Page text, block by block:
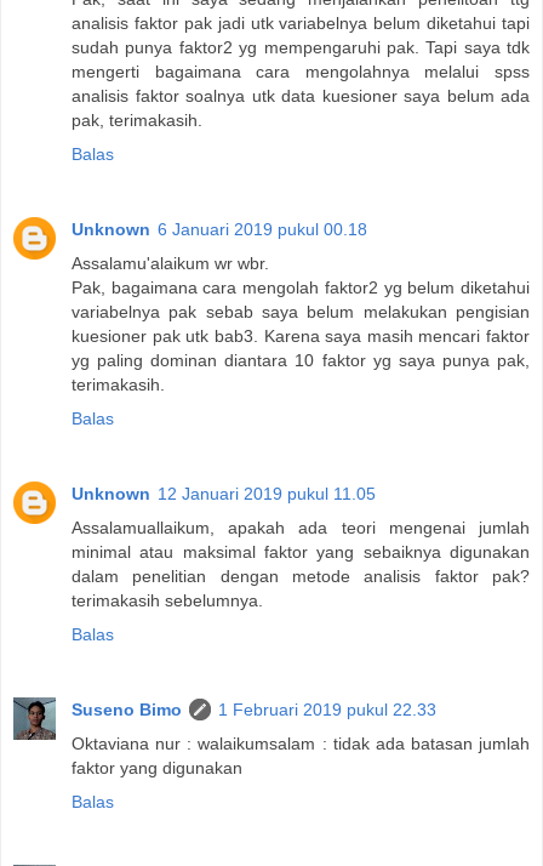
analisis faktor pak jadi utk variabelnya belum diketahui tapi
sudah punya faktor2 yg mempengaruhi pak. Tapi saya tdk
mengerti bagaimana cara mengolahnya melalui spss
analisis faktor soalnya utk data kuesioner saya belum ada
pak, terimakasih.
Balas
Unknown 6 Januari 2019 pukul 00.18
Assalamu'alaikum wr wbr.
Pak, bagaimana cara mengolah faktor2 yg belum diketahui
variabelnya pak sebab saya belum melakukan pengisian
kuesioner pak utk bab3. Karena saya masih mencari faktor
yg paling dominan diantara 10 faktor yg saya punya pak,
terimakasih.
Balas
Unknown 12 Januari 2019 pukul 11.05
Assalamuallaikum, apakah ada teori mengenai jumlah
minimal atau maksimal faktor yang sebaiknya digunakan
dalam penelitian dengan metode analisis faktor pak?
terimakasih sebelumnya.
Balas
Suseno Bimo
1 Februari 2019 pukul 22.33
Oktaviana nur : walaikumsalam : tidak ada batasan jumlah
faktor yang digunakan
Balas